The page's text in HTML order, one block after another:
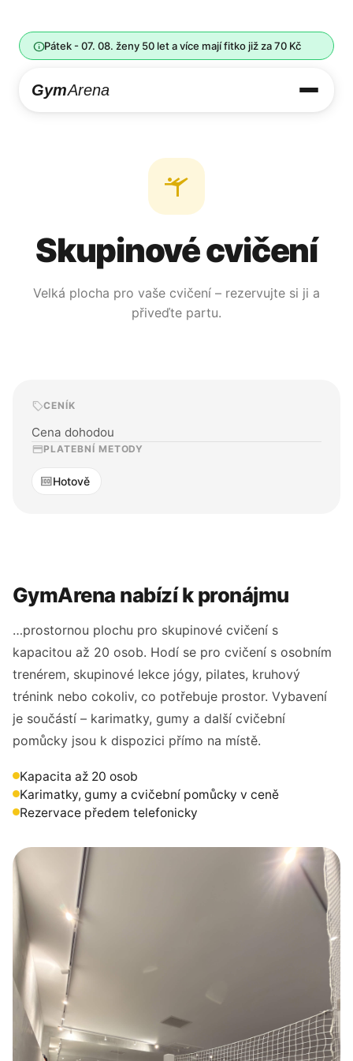
infoPátek - 07. 08. ženy 50 let a více mají fitko již za 70 Kč
GymArena
sports_gymnastics
Skupinové cvičení
Velká plocha pro vaše cvičení – rezervujte si ji a
přiveďte partu.
sellCENÍK
Cena dohodou
credit_cardPLATEBNÍ METODY
moneyHotově
GymArena nabízí k pronájmu
…prostornou plochu pro skupinové cvičení s
kapacitou až 20 osob. Hodí se pro cvičení s osobním
trenérem, skupinové lekce jógy, pilates, kruhový
trénink nebo cokoliv, co potřebuje prostor. Vybavení
je součástí – karimatky, gumy a další cvičební
pomůcky jsou k dispozici přímo na místě.
Kapacita až 20 osob
Karimatky, gumy a cvičební pomůcky v ceně
Rezervace předem telefonicky